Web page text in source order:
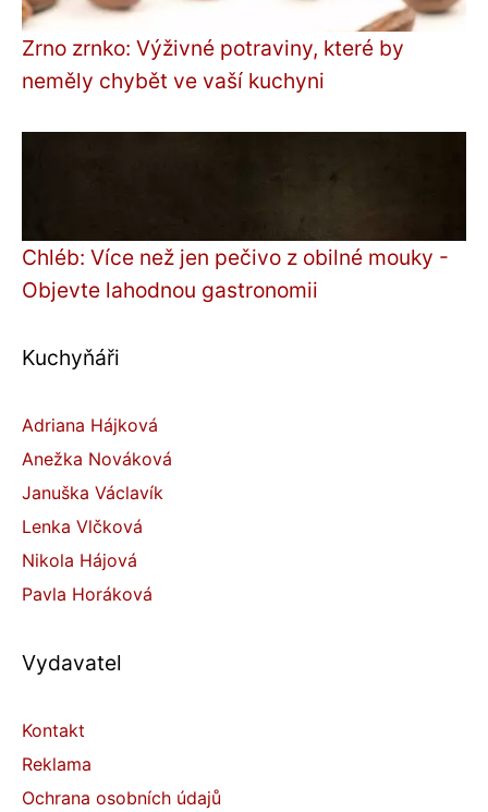
Zrno zrnko: Výživné potraviny, které by
neměly chybět ve vaší kuchyni
Chléb: Více než jen pečivo z obilné mouky -
Objevte lahodnou gastronomii
Kuchyňáři
Adriana Hájková
Anežka Nováková
Januška Václavík
Lenka Vlčková
Nikola Hájová
Pavla Horáková
Vydavatel
Kontakt
Reklama
Ochrana osobních údajů